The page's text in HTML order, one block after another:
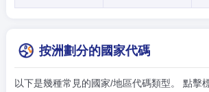
按洲劃分的國家代碼
以下是幾種常見的國家/地區代碼類型。 點擊